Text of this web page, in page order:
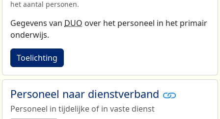
het aantal personen.
Gegevens van DUO over het personeel in het primair
onderwijs.
Toelichting
Personeel naar dienstverband
Personeel in tijdelijke of in vaste dienst